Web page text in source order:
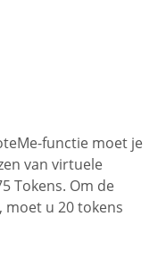
functie moet je
van virtuele
Tokens. Om de
moet u 20 tokens